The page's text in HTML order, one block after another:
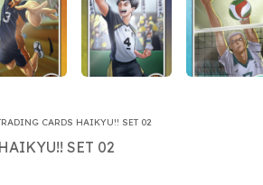
CARDS HAIKYU!! SET 02
SET 02